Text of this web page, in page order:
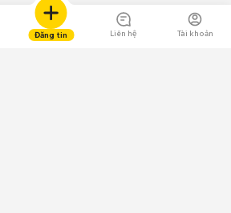
Đăng tin Liên hệ Tài khoản